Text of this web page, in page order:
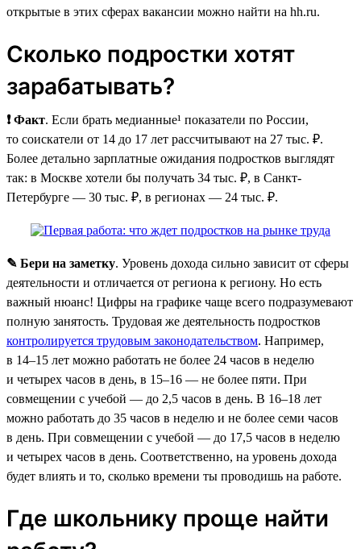
открытые в этих сферах вакансии можно найти на hh.ru.
Сколько подростки хотят
зарабатывать?
❗ Факт. Если брать медианные¹ показатели по России,
то соискатели от 14 до 17 лет рассчитывают на 27 тыс. ₽.
Более детально зарплатные ожидания подростков выглядят
так: в Москве хотели бы получать 34 тыс. ₽, в Санкт-
Петербурге — 30 тыс. ₽, в регионах — 24 тыс. ₽.
✎ Бери на заметку. Уровень дохода сильно зависит от сферы
деятельности и отличается от региона к региону. Но есть
важный нюанс! Цифры на графике чаще всего подразумевают
полную занятость. Трудовая же деятельность подростков
контролируется трудовым законодательством. Например,
в 14–15 лет можно работать не более 24 часов в неделю
и четырех часов в день, в 15–16 — не более пяти. При
совмещении с учебой — до 2,5 часов в день. В 16–18 лет
можно работать до 35 часов в неделю и не более семи часов
в день. При совмещении с учебой — до 17,5 часов в неделю
и четырех часов в день. Соответственно, на уровень дохода
будет влиять и то, сколько времени ты проводишь на работе.
Где школьнику проще найти